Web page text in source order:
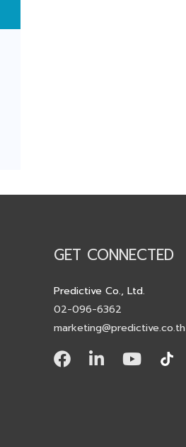
GET CONNECTED
Predictive Co., Ltd.
02-096-6362
marketing@predictive.co.th